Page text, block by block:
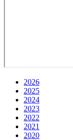
2026
2025
2024
2023
2022
2021
2020